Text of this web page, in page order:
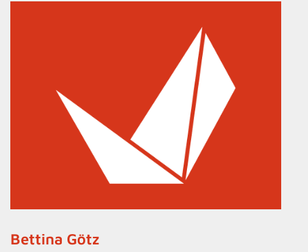
Bettina Götz